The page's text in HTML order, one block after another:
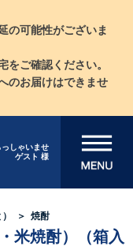
の可能性がございま
ご確認ください。
のお届けはできませ
っしゃいませ
ゲスト 様
メニューを開
焼酎
米焼酎）（箱入